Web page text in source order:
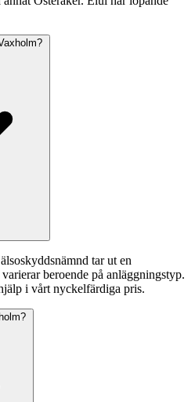
tar ut en
beroende på anläggningstyp.
i vårt nyckelfärdiga pris.